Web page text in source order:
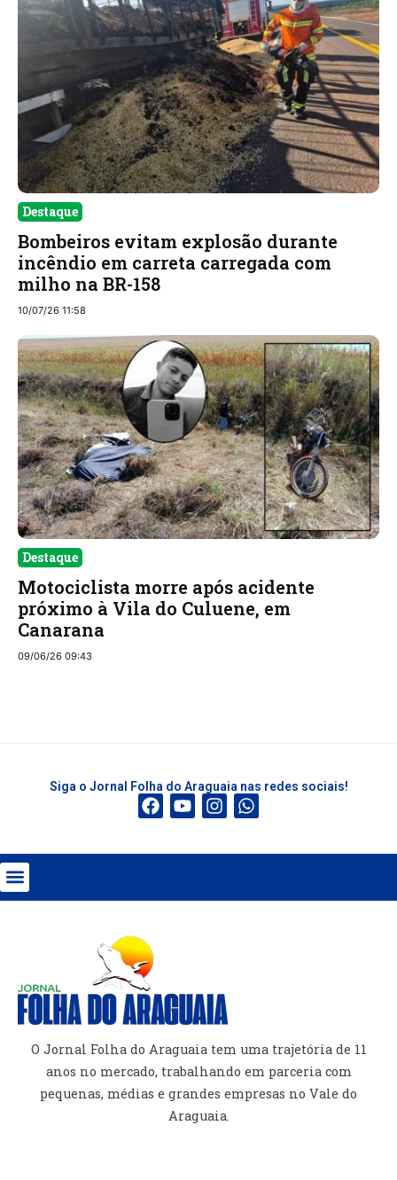
Destaque
Bombeiros evitam explosão durante
incêndio em carreta carregada com
milho na BR-158
10/07/26 11:58
Destaque
Motociclista morre após acidente
próximo à Vila do Culuene, em
Canarana
09/06/26 09:43
Siga o Jornal Folha do Araguaia nas redes sociais!
O Jornal Folha do Araguaia tem uma trajetória de 11
anos no mercado, trabalhando em parceria com
pequenas, médias e grandes empresas no Vale do
Araguaia.